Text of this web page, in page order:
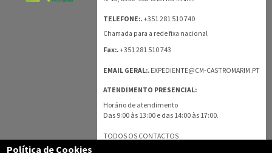
TELEFONE:.+351 281 510 740
Chamada para a rede fixa nacional
Fax:.+351 281 510 743
EMAIL GERAL:. EXPEDIENTE@CM-CASTROMARIM.PT
ATENDIMENTO PRESENCIAL:
Horário de atendimento
Das 9:00 às 13:00 e das 14:00 às 17:00.
TODOS OS CONTACTOS
Política de Cookies